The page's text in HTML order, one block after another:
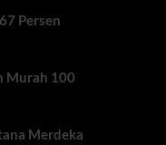
Persen
Murah 100
Merdeka